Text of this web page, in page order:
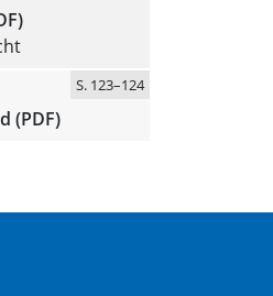
S. 123–124
(PDF)